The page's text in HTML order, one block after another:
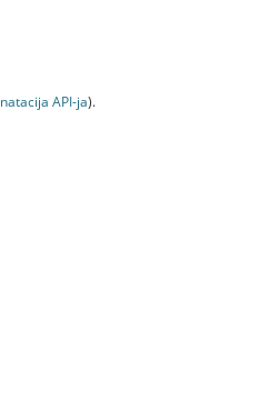
API-jа).